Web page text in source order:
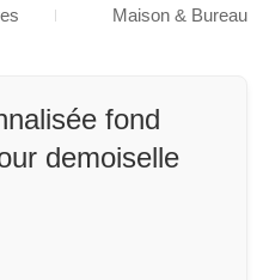
fond
demoiselle
Maison & Bureau